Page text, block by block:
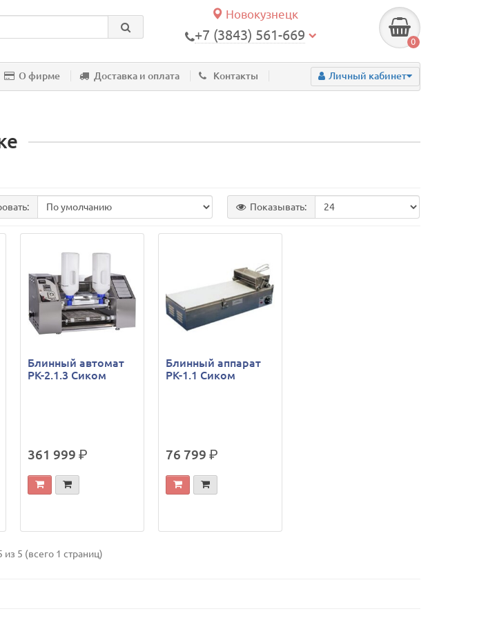
Новокузнецк
+7 (3843) 561-669 0
О фирме Доставка и оплата Контакты Личный кабинет
Показывать:
Блинный автомат
РК-2.1.3 Сиком
361 999 р.
Блинный аппарат
РК-1.1 Сиком
76 799 р.
из 5 (всего 1 страниц)